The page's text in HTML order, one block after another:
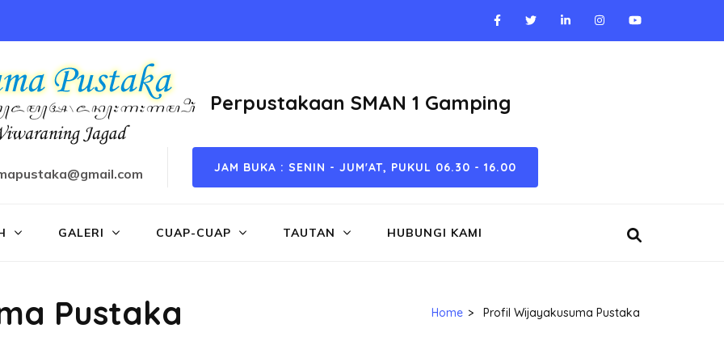
Perpustakaan SMAN 1 Gamping
JAM BUKA : SENIN - JUM'AT, PUKUL 06.30 - 16.00
GALERI CUAP-CUAP TAUTAN HUBUNGI KAMI
Pustaka Home > Profil Wijayakusuma Pustaka